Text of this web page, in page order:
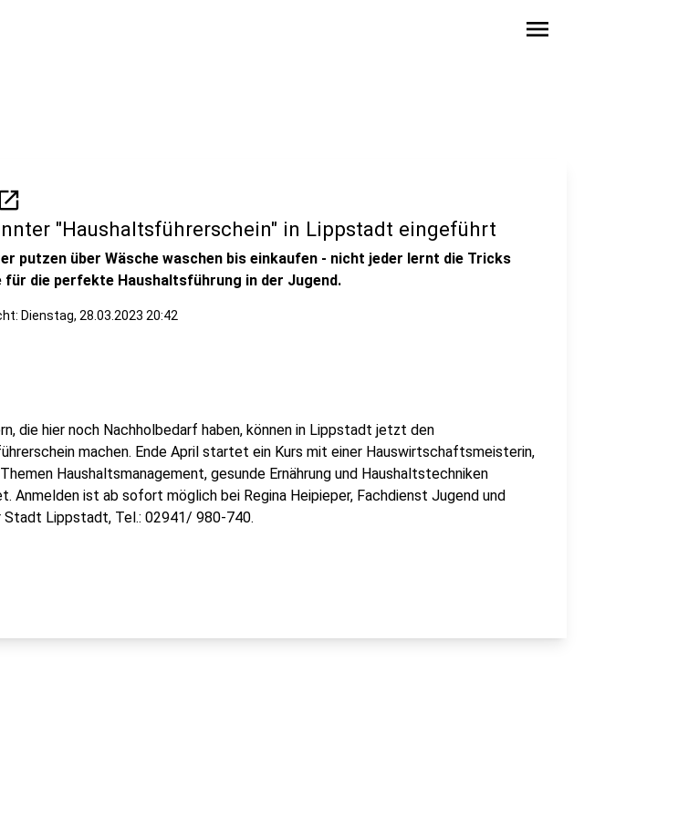
menu
"Haushaltsführerschein" in Lippstadt eingeführt
putzen über Wäsche waschen bis einkaufen - nicht jeder lernt die Tricks
für die perfekte Haushaltsführung in der Jugend.
Dienstag, 28.03.2023 20:42
die hier noch Nachholbedarf haben, können in Lippstadt jetzt den
machen. Ende April startet ein Kurs mit einer Hauswirtschaftsmeisterin,
Haushaltsmanagement, gesunde Ernährung und Haushaltstechniken
Anmelden ist ab sofort möglich bei Regina Heipieper, Fachdienst Jugend und
Stadt Lippstadt, Tel.: 02941/ 980-740.